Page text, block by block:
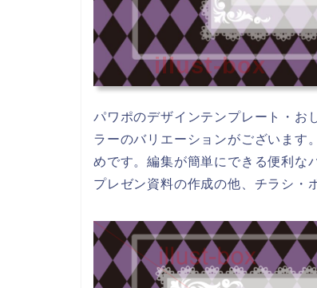
illust-box
パワポのデザインテンプレート・お
ラーのバリエーションがございます
めです。編集が簡単にできる便利な
プレゼン資料の作成の他、チラシ・